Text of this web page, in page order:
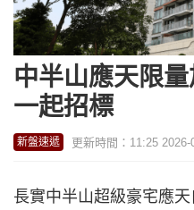
中半山應天限
一起招標
新盤速遞 更新時間：11:25 2026-
長實中半山超級豪宅應